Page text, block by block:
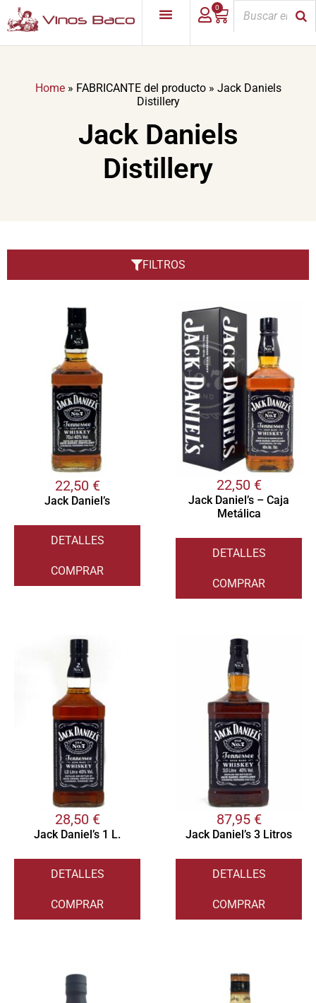
0
Home» FABRICANTE del producto» Jack Daniels
Distillery
Jack Daniels
Distillery
22,50 €
Jack Daniel’s
DETALLES
COMPRAR
22,50 €
Jack Daniel’s – Caja
Metálica
DETALLES
COMPRAR
28,50 €
Jack Daniel’s 1 L.
DETALLES
COMPRAR
87,95 €
Jack Daniel’s 3 Litros
DETALLES
COMPRAR
FILTROS